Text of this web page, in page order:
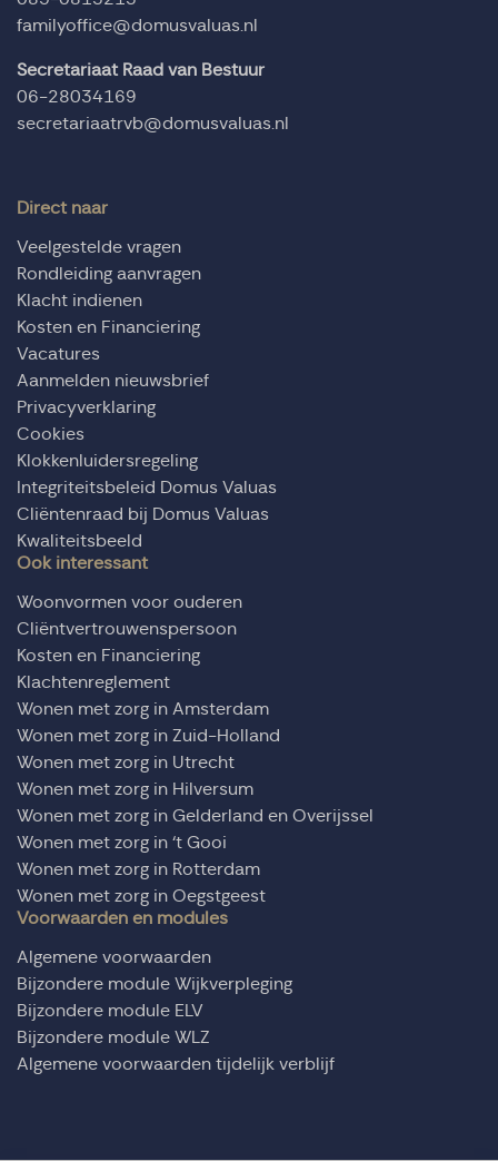
familyoffice@domusvaluas.nl
Secretariaat Raad van Bestuur
06-28034169
secretariaatrvb@domusvaluas.nl
Direct naar
Veelgestelde vragen
Rondleiding aanvragen
Klacht indienen
Kosten en Financiering
Vacatures
Aanmelden nieuwsbrief
Privacyverklaring
Cookies
Klokkenluidersregeling
Integriteitsbeleid Domus Valuas
Cliëntenraad bij Domus Valuas
Kwaliteitsbeeld
Ook interessant
Woonvormen voor ouderen
Cliëntvertrouwenspersoon
Kosten en Financiering
Klachtenreglement
Wonen met zorg in Amsterdam
Wonen met zorg in Zuid-Holland
Wonen met zorg in Utrecht
Wonen met zorg in Hilversum
Wonen met zorg in Gelderland en Overijssel
Wonen met zorg in ‘t Gooi
Wonen met zorg in Rotterdam
Wonen met zorg in Oegstgeest
Voorwaarden en modules
Algemene voorwaarden
Bijzondere module Wijkverpleging
Bijzondere module ELV
Bijzondere module WLZ
Algemene voorwaarden tijdelijk verblijf